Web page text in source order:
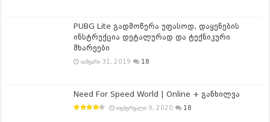
PUBG Lite გადმოწერა უფასოდ, დაყენების
ინსტრუქცია დეტალურად და ტექნიკური
მხარეები
იანვარი 31, 2019 18
Need For Speed World | Online + განხილვა
თებერვალი 9, 2020 18